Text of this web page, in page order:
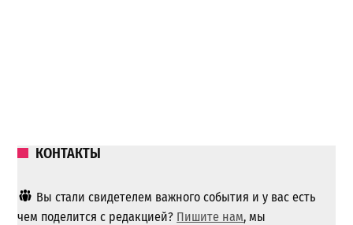
КОНТАКТЫ
Вы стали свидетелем важного события и у вас есть
чем поделится с редакцией? Пишите нам, мы